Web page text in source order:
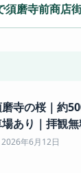
磨寺前商店
寺の桜｜約
あり｜拝観無
2026年6月12日